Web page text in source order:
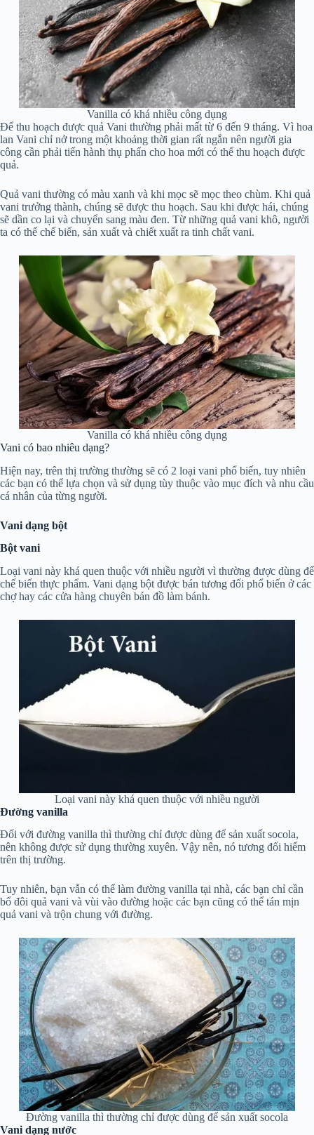
Vanilla có khá nhiều công dụng
Để thu hoạch được quả Vani thường phải mất từ 6 đến 9 tháng. Vì hoa
lan Vani chỉ nở trong một khoảng thời gian rất ngắn nên người gia
công cần phải tiến hành thụ phấn cho hoa mới có thể thu hoạch được
quả.
Quả vani thường có màu xanh và khi mọc sẽ mọc theo chùm. Khi quả
vani trưởng thành, chúng sẽ được thu hoạch. Sau khi được hái, chúng
sẽ dần co lại và chuyển sang màu đen. Từ những quả vani khô, người
ta có thể chế biến, sản xuất và chiết xuất ra tinh chất vani.
Vanilla có khá nhiều công dụng
Vani có bao nhiêu dạng?
Hiện nay, trên thị trường thường sẽ có 2 loại vani phổ biến, tuy nhiên
các bạn có thể lựa chọn và sử dụng tùy thuộc vào mục đích và nhu cầu
cá nhân của từng người.
Vani dạng bột
Bột vani
Loại vani này khá quen thuộc với nhiều người vì thường được dùng để
chế biến thực phẩm. Vani dạng bột được bán tương đối phổ biến ở các
chợ hay các cửa hàng chuyên bán đồ làm bánh.
Loại vani này khá quen thuộc với nhiều người
Đường vanilla
Đối với đường vanilla thì thường chỉ được dùng để sản xuất socola,
nên không được sử dụng thường xuyên. Vậy nên, nó tương đối hiếm
trên thị trường.
Tuy nhiên, bạn vẫn có thể làm đường vanilla tại nhà, các bạn chỉ cần
bổ đôi quả vani và vùi vào đường hoặc các bạn cũng có thể tán mịn
quả vani và trộn chung với đường.
Đường vanilla thì thường chỉ được dùng để sản xuất socola
Vani dạng nước